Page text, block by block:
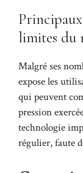
limites du
Malgré ses
expose les
qui peuvent
pression
technologie
régulier, faute